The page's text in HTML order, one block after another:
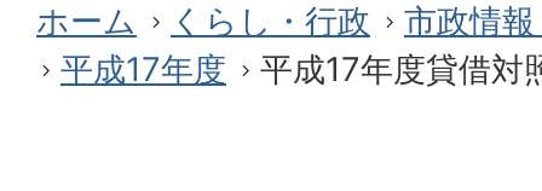
ホーム
くらし・行政
市政情
平成17年度
平成17年度貸借対